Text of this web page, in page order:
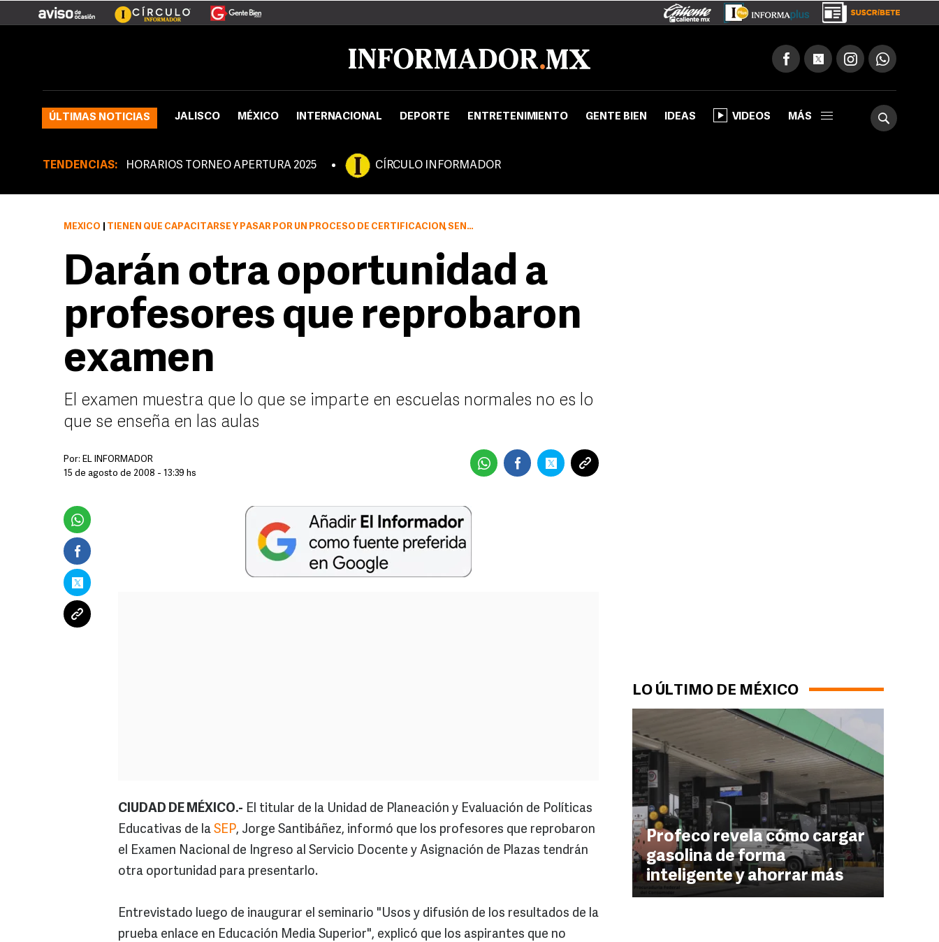
ÚLTIMAS NOTICIAS JALISCO MÉXICO INTERNACIONAL DEPORTE ENTRETENIMIENTO GENTE BIEN IDEAS VIDEOS MÁS
TENDENCIAS: HORARIOS TORNEO APERTURA 2025 CÍRCULO INFORMADOR
LO ÚLTIMO DE MÉXICO
Profeco revela cómo cargar
gasolina de forma
inteligente y ahorrar más
MÉXICO TIENEN QUE CAPACITARSE Y PASAR POR UN PROCESO DE CERTIFICACIÓN, SEÑALAN
Darán otra oportunidad a
profesores que reprobaron
examen
El examen muestra que lo que se imparte en escuelas normales no es lo
que se enseña en las aulas
Por: EL INFORMADOR
15 de agosto de 2008 - 13:39 hs
CIUDAD DE MÉXICO.- El titular de la Unidad de Planeación y Evaluación de Políticas
Educativas de la SEP, Jorge Santibáñez, informó que los profesores que reprobaron
el Examen Nacional de Ingreso al Servicio Docente y Asignación de Plazas tendrán
otra oportunidad para presentarlo.
Entrevistado luego de inaugurar el seminario "Usos y difusión de los resultados de la
prueba enlace en Educación Media Superior", explicó que los aspirantes que no